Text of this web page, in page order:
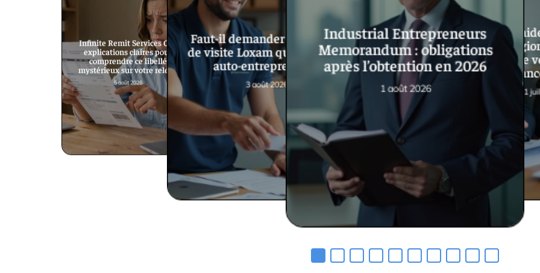
Infinite Remit Services Co :
explications claires pour
comprendre ce libellé
mystérieux sur votre relevé
5 août 2026
Faut-il demander une carrte
de visite Loxam quand on est
auto-entrepreneur ?
3 août 2026
Industrial Entrepreneurs
Memorandum : obligations
après l’obtention en 2026
1 août 2026
Comment
France
sécurise
31